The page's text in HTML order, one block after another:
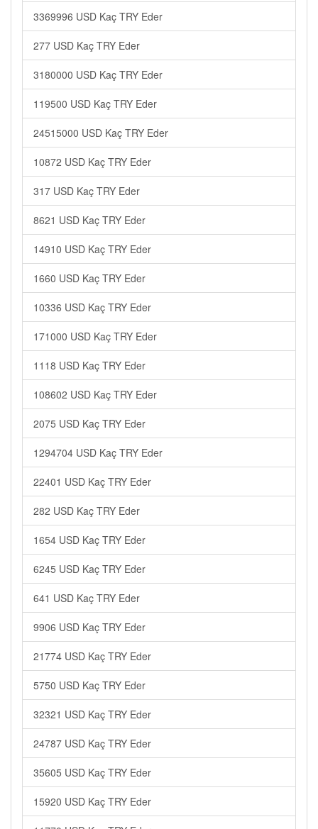
3369996 USD Kaç TRY Eder
277 USD Kaç TRY Eder
3180000 USD Kaç TRY Eder
119500 USD Kaç TRY Eder
24515000 USD Kaç TRY Eder
10872 USD Kaç TRY Eder
317 USD Kaç TRY Eder
8621 USD Kaç TRY Eder
14910 USD Kaç TRY Eder
1660 USD Kaç TRY Eder
10336 USD Kaç TRY Eder
171000 USD Kaç TRY Eder
1118 USD Kaç TRY Eder
108602 USD Kaç TRY Eder
2075 USD Kaç TRY Eder
1294704 USD Kaç TRY Eder
22401 USD Kaç TRY Eder
282 USD Kaç TRY Eder
1654 USD Kaç TRY Eder
6245 USD Kaç TRY Eder
641 USD Kaç TRY Eder
9906 USD Kaç TRY Eder
21774 USD Kaç TRY Eder
5750 USD Kaç TRY Eder
32321 USD Kaç TRY Eder
24787 USD Kaç TRY Eder
35605 USD Kaç TRY Eder
15920 USD Kaç TRY Eder